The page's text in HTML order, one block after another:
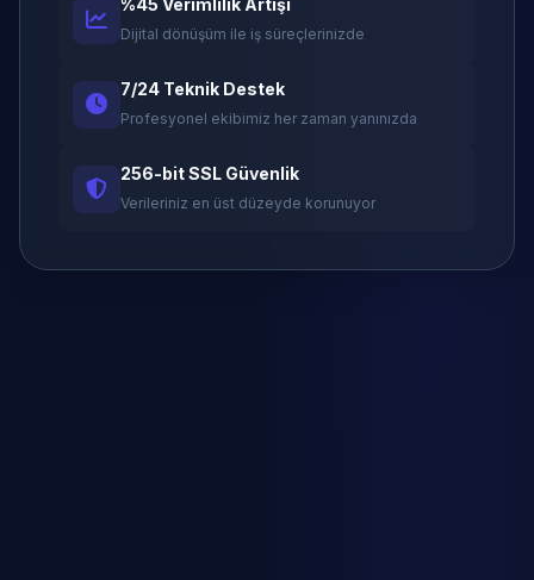
%45 Verimlilik Artışı
Dijital dönüşüm ile iş süreçlerinizde
7/24 Teknik Destek
Profesyonel ekibimiz her zaman yanınızda
256-bit SSL Güvenlik
Verileriniz en üst düzeyde korunuyor